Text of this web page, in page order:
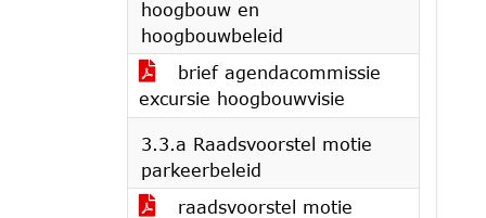
hoogbouw en
hoogbouwbeleid
brief agendacommissie
excursie hoogbouwvisie
3.3.a Raadsvoorstel motie
parkeerbeleid
raadsvoorstel motie